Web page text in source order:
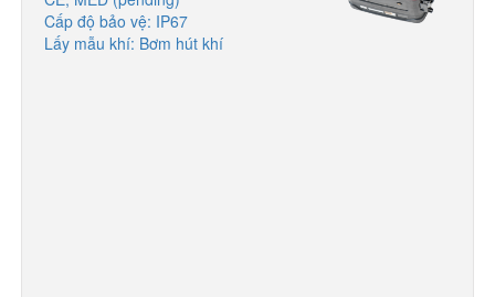
Cấp độ bảo vệ: IP67
Lấy mẫu khí: Bơm hút khí